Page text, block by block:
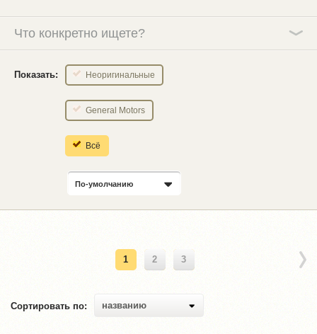
Что конкретно ищете?
Показать: Неоригинальные
General Motors
Всё
По-умолчанию
1 2 3
Сортировать по: названию